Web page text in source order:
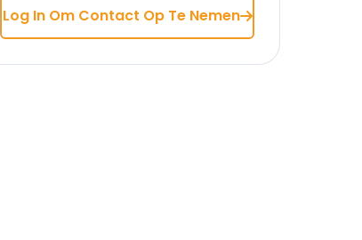
Log In Om Contact Op Te Nemen